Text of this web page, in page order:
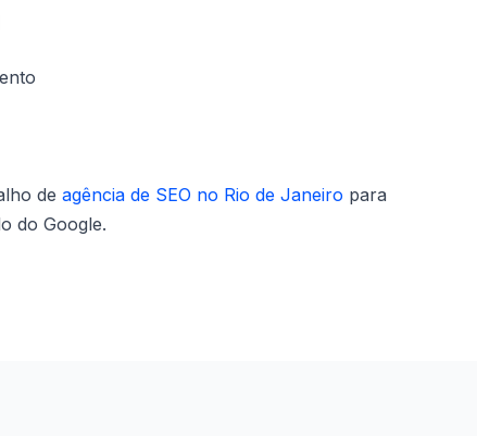
de agência de SEO no Rio de Janeiro para
do Google.